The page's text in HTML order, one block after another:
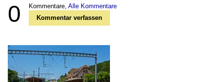
0 Kommentare, Alle Kommentare
Kommentar verfassen